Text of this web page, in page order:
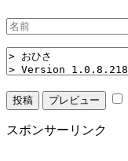
スポンサーリンク